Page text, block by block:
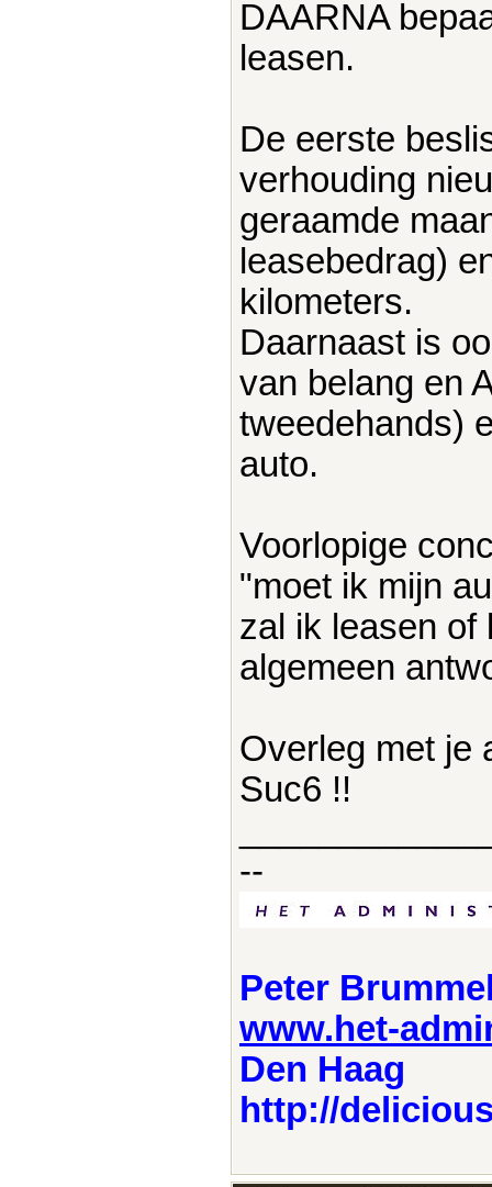
DAARNA
leasen.
De eerste
verhouding
geraamde
leasebedrag)
kilometers.
Daarnaast is
van belang en
tweedehands)
auto.
Voorlopige
"moet ik mijn
zal ik leasen of
algemeen
Overleg met je
Suc6 !!
--
Peter
www.het-
Den Haag
http://